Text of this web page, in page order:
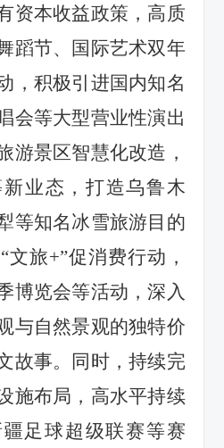
资本收益政策 ， 高质
蹈节、
国际艺术双年
， 积极引进国内知名
会等大型营业性演出
游景区智慧化改造，
业态，打造乌鲁木
等知名冰雪旅游目的
“文旅+”促消费行动 ，
博览会等活动，深入
与自然景观的独特价
故事。同时，持续完
施布局， 高水平持续
疆足球超级联赛等赛